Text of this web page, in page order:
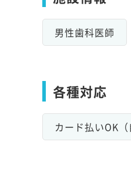
男性歯科医師
各種対応
カード払いOK（